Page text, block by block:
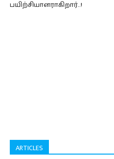
பயிற்சியாளராகிறார்..!
ARTICLES